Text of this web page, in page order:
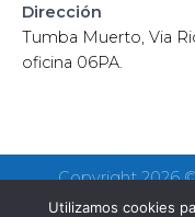
Dirección
Tumba Muerto, Via
oficina 06PA.
Copyright 2026
Utilizamos cookies